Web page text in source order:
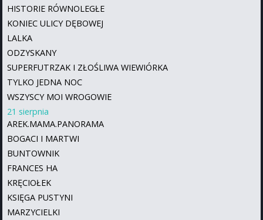
HISTORIE RÓWNOLEGŁE
KONIEC ULICY DĘBOWEJ
LALKA
ODZYSKANY
SUPERFUTRZAK I ZŁOŚLIWA WIEWIÓRKA
TYLKO JEDNA NOC
WSZYSCY MOI WROGOWIE
21 sierpnia
AREK.MAMA.PANORAMA
BOGACI I MARTWI
BUNTOWNIK
FRANCES HA
KRĘCIOŁEK
KSIĘGA PUSTYNI
MARZYCIELKI